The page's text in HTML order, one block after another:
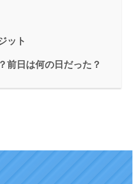
ット
前日は何の日だった？